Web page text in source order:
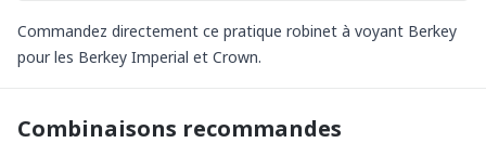
Commandez directement ce pratique robinet à voyant Berkey
pour les Berkey Imperial et Crown.
Combinaisons recommandes